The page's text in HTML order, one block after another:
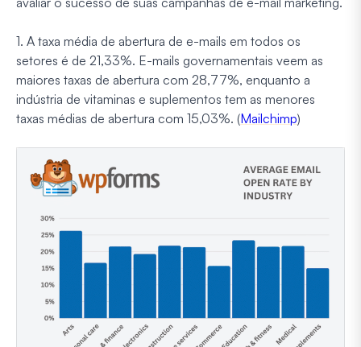
1. A taxa média de abertura de e-mails em todos os
setores é de 21,33%. E-mails governamentais veem as
maiores taxas de abertura com 28,77%, enquanto a
indústria de vitaminas e suplementos tem as menores
taxas médias de abertura com 15,03%. (Mailchimp)